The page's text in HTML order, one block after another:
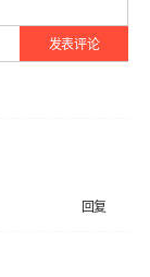
发表评论
回复